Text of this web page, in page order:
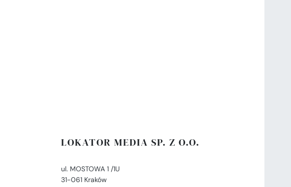
LOKATOR MEDIA SP. Z O.O.
ul. MOSTOWA 1 /1U
31-061 Kraków